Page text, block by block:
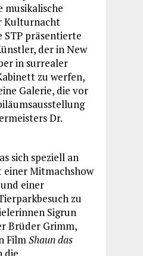
musikalische
Kulturnacht
präsentierte
der in New
in surrealer
zu werfen,
Galerie, die vor
Dr.
sich speziell an
einer Mitmachshow
einer
zu
Sigrun
Brüder Grimm,
FilmShaun das